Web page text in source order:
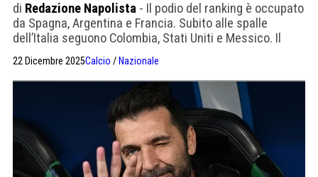
di Redazione Napolista - Il podio del ranking è occupato
da Spagna, Argentina e Francia. Subito alle spalle
dell’Italia seguono Colombia, Stati Uniti e Messico. Il
Marocco, invece, è ormai a un passo dall’ingresso nella
top 10.
22 Dicembre 2025Calcio / Nazionale